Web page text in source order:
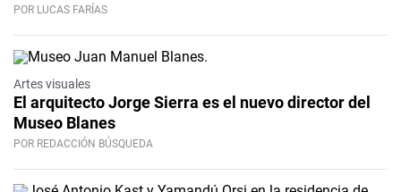
POR LUCAS FARÍAS
Artes visuales
El arquitecto Jorge Sierra es el nuevo director del
Museo Blanes
POR REDACCIÓN BÚSQUEDA